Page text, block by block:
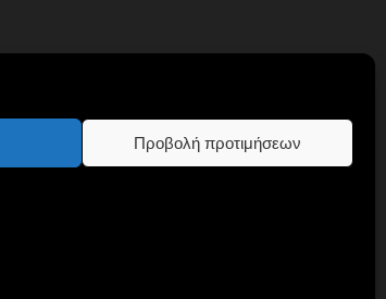
Προβολή προτιμήσεων